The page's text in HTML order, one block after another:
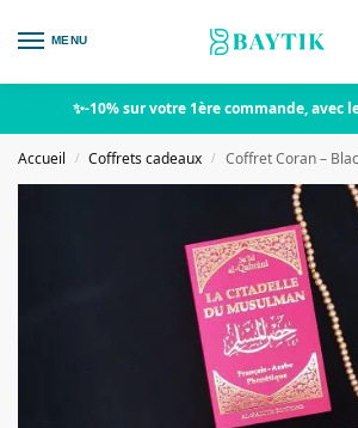
MENU
✨-10% sur votre 1ère commande, avec
Accueil / Coffrets cadeaux / Coffret Coran –